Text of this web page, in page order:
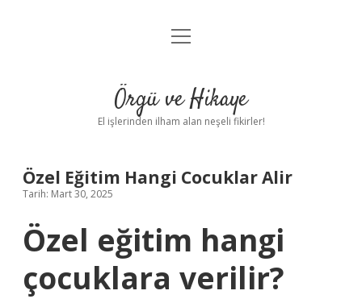
Anasayfa
Yasal Uyarı
menüyü
Örgü ve Hikaye
El işlerinden ilham alan neşeli fikirler!
Özel Eğitim Hangi Cocuklar Alir
Tarih: Mart 30, 2025
Özel eğitim hangi
çocuklara verilir?